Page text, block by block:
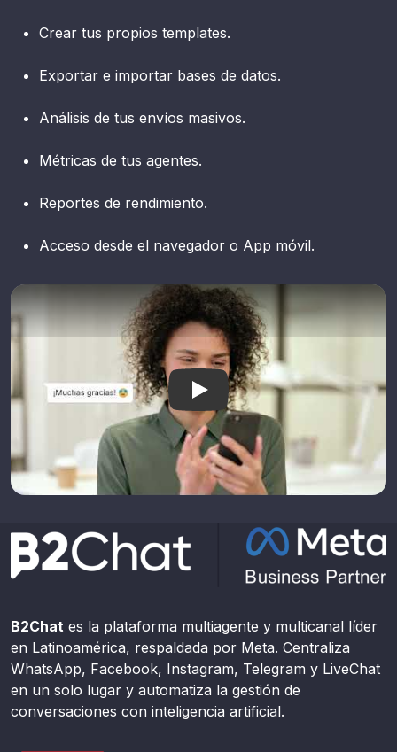
Crear tus propios templates.
Exportar e importar bases de datos.
Análisis de tus envíos masivos.
Métricas de tus agentes.
Reportes de rendimiento.
Acceso desde el navegador o App móvil.
B2Chat Plataforma
B2Chat es la plataforma multiagente y multicanal líder
en Latinoamérica, respaldada por Meta. Centraliza
WhatsApp, Facebook, Instagram, Telegram y LiveChat
en un solo lugar y automatiza la gestión de
conversaciones con inteligencia artificial.